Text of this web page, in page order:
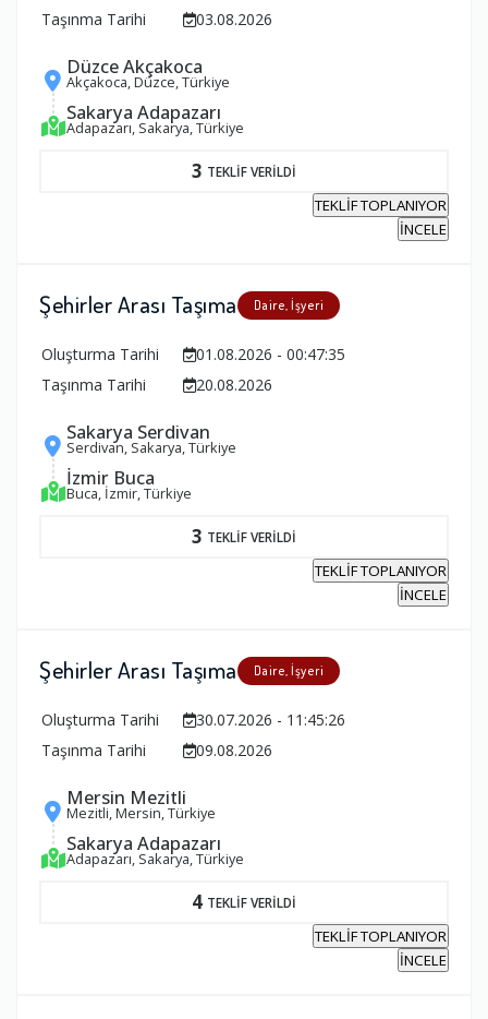
Taşınma Tarihi
03.08.2026
Düzce Akçakoca
Akçakoca, Düzce, Türkiye
Sakarya Adapazarı
Adapazarı, Sakarya, Türkiye
3 TEKLİF VERİLDİ
TEKLİF TOPLANIYOR
İNCELE
Şehirler Arası Taşıma Daire, İşyeri
Oluşturma Tarihi
01.08.2026 - 00:47:35
Taşınma Tarihi
20.08.2026
Sakarya Serdivan
Serdivan, Sakarya, Türkiye
İzmir Buca
Buca, İzmir, Türkiye
3 TEKLİF VERİLDİ
TEKLİF TOPLANIYOR
İNCELE
Şehirler Arası Taşıma Daire, İşyeri
Oluşturma Tarihi
30.07.2026 - 11:45:26
Taşınma Tarihi
09.08.2026
Mersin Mezitli
Mezitli, Mersin, Türkiye
Sakarya Adapazarı
Adapazarı, Sakarya, Türkiye
4 TEKLİF VERİLDİ
TEKLİF TOPLANIYOR
İNCELE